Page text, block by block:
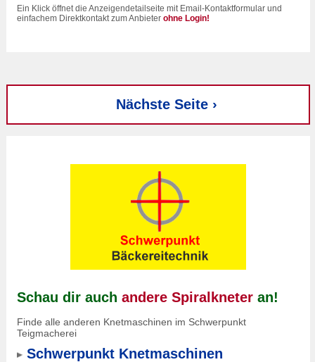
Ein Klick öffnet die Anzeigendetailseite mit Email-Kontaktformular und
einfachem Direktkontakt zum Anbieter ohne Login!
Nächste Seite ›
Schau dir auch andere Spiralkneter an!
Finde alle anderen Knetmaschinen im Schwerpunkt
Teigmacherei
Schwerpunkt Knetmaschinen